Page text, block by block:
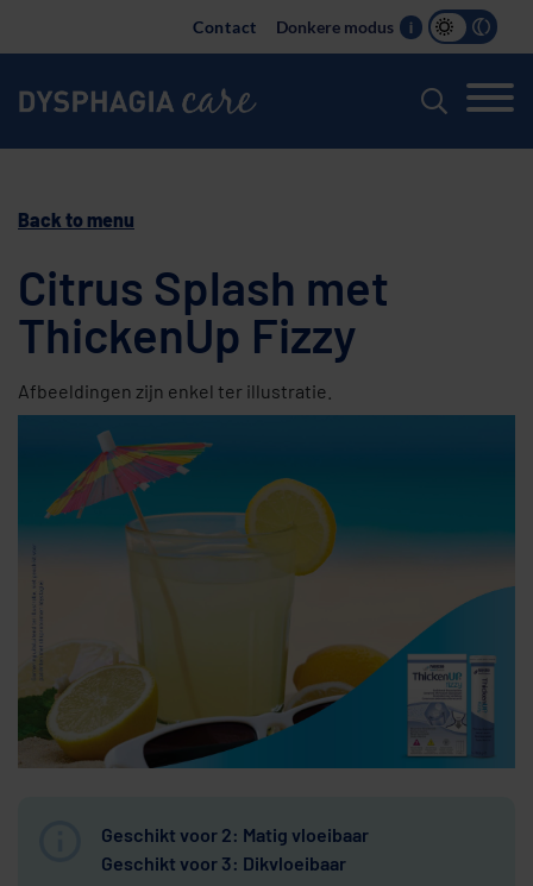
navigation
Contact Donkere modus i
Back to menu
Citrus Splash met
ThickenUp Fizzy
Afbeeldingen zijn enkel ter illustratie.
Geschikt voor 2: Matig vloeibaar
Geschikt voor 3: Dikvloeibaar